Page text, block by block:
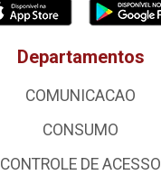
Departamentos
COMUNICACAO
CONSUMO
CONTROLE DE ACESSO